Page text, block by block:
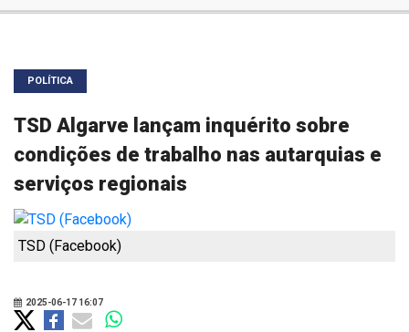
POLÍTICA
TSD Algarve lançam inquérito sobre
condições de trabalho nas autarquias e
serviços regionais
TSD (Facebook)
2025-06-17 16:07